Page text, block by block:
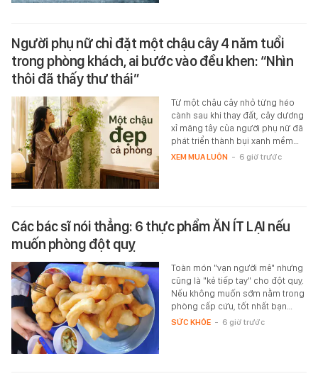
Người phụ nữ chỉ đặt một chậu cây 4 năm tuổi
trong phòng khách, ai bước vào đều khen: “Nhìn
thôi đã thấy thư thái”
Từ một chậu cây nhỏ từng héo
cành sau khi thay đất, cây dương
xỉ măng tây của người phụ nữ đã
phát triển thành bụi xanh mềm…
XEM MUA LUÔN - 6 giờ trước
Các bác sĩ nói thẳng: 6 thực phẩm ĂN ÍT LẠI nếu
muốn phòng đột quỵ
Toàn món "vạn người mê" nhưng
cũng là "kẻ tiếp tay" cho đột quỵ.
Nếu không muốn sớm nằm trong
phòng cấp cứu, tốt nhất bạn…
SỨC KHỎE - 6 giờ trước